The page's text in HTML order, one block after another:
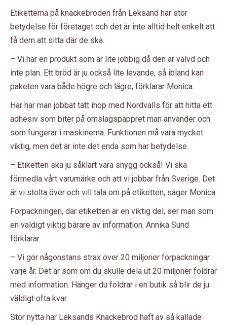
Etiketterna på knäckebröden från Leksand har stor
betydelse för företaget och det är inte alltid helt enkelt att
få dem att sitta där de ska.
– Vi har en produkt som är lite jobbig då den är välvd och
inte plan. Ett bröd är ju också lite levande, så ibland kan
paketen vara både högre och lägre, förklarar Monica.
Här har man jobbat tätt ihop med Nordvalls för att hitta ett
adhesiv som biter på omslagspappret man använder och
som fungerar i maskinerna. Funktionen må vara mycket
viktig, men det är inte det enda som har betydelse.
– Etiketten ska ju såklart vara snygg också! Vi ska
förmedla vårt varumärke och att vi jobbar från Sverige. Det
är vi stolta över och vill tala om på etiketten, säger Monica.
Förpackningen, där etiketten är en viktig del, ser man som
en väldigt viktig bärare av information. Annika Sund
förklarar.
– Vi gör någonstans strax över 20 miljoner förpackningar
varje år. Det är som om du skulle dela ut 20 miljoner foldrar
med information. Hänger du foldrar i en butik så blir de ju
väldigt ofta kvar.
Stor nytta har Leksands Knäckebröd haft av så kallade